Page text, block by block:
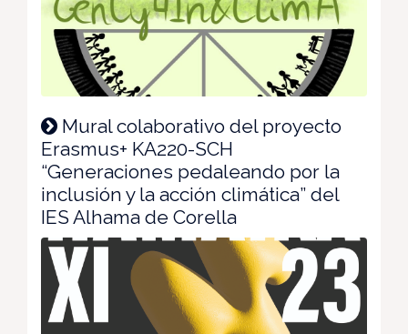
Mural colaborativo del proyecto
Erasmus+ KA220-SCH
“Generaciones pedaleando por la
inclusión y la acción climática” del
IES Alhama de Corella